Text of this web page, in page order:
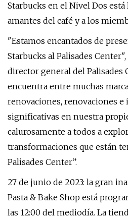
Starbucks en el Nivel Dos
amantes del café y a los
"Estamos encantados de
Starbucks al Palisades
director general del Palisades
encuentra entre muchas
renovaciones, renovaciones e
significativas en nuestra
calurosamente a todos a
transformaciones que están
Palisades Center”.
27 de junio de 2023: la gran
Pasta & Bake Shop está
las 12:00 del mediodía. La